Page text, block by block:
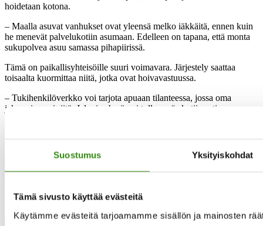
Suostumus Yksityiskohdat
Tämä sivusto käyttää evästeitä
Käytämme evästeitä tarjoamamme sisällön ja mainosten
hoidetaan kotona.
– Maalla asuvat vanhukset ovat yleensä melko iäkkäitä, ennen kuin
he menevät palvelukotiin asumaan. Edelleen on tapana, että monta
sukupolvea asuu samassa pihapiirissä.
Tämä on paikallisyhteisöille suuri voimavara. Järjestely saattaa
toisaalta kuormittaa niitä, jotka ovat hoivavastuussa.
– Tukihenkilöverkko voi tarjota apuaan tilanteessa, jossa oma
jaksaminen ei riitä. Jelppi-ryhmä voi tulla myös kotiin asti
vasta nuoren aikuisen iässä. Miltä sen tulevaisuus näyttää?
– Työn on aina elettävä ajassa ja muututtava. Se on menestyksen
Maaseudun tukihenkilöverkko täyttää tänä vuonna 25 vuotta.